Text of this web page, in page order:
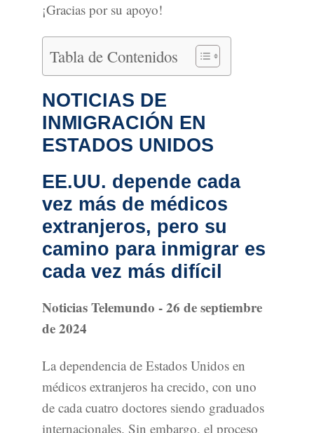
¡Gracias por su apoyo!
Tabla de Contenidos
NOTICIAS DE
INMIGRACIÓN EN
ESTADOS UNIDOS
EE.UU. depende cada
vez más de médicos
extranjeros, pero su
camino para inmigrar es
cada vez más difícil
Noticias Telemundo - 26 de septiembre
de 2024
La dependencia de Estados Unidos en
médicos extranjeros ha crecido, con uno
de cada cuatro doctores siendo graduados
internacionales. Sin embargo, el proceso